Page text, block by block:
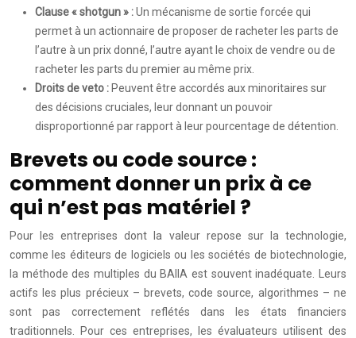
Clause « shotgun » :Un mécanisme de sortie forcée qui
permet à un actionnaire de proposer de racheter les parts de
l’autre à un prix donné, l’autre ayant le choix de vendre ou de
racheter les parts du premier au même prix.
Droits de veto : Peuvent être accordés aux minoritaires sur
des décisions cruciales, leur donnant un pouvoir
disproportionné par rapport à leur pourcentage de détention.
Brevets ou code source :
comment donner un prix à ce
qui n’est pas matériel ?
Pour les entreprises dont la valeur repose sur la technologie,
comme les éditeurs de logiciels ou les sociétés de biotechnologie,
la méthode des multiples du BAIIA est souvent inadéquate. Leurs
actifs les plus précieux – brevets, code source, algorithmes – ne
sont pas correctement reflétés dans les états financiers
traditionnels. Pour ces entreprises, les évaluateurs utilisent des